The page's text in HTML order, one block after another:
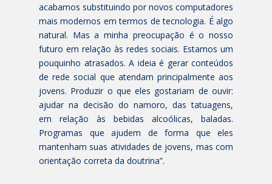
acabamos substituindo por novos computadores
mais modernos em termos de tecnologia. É algo
natural. Mas a minha preocupação é o nosso
futuro em relação às redes sociais. Estamos um
pouquinho atrasados. A ideia é gerar conteúdos
de rede social que atendam principalmente aos
jovens. Produzir o que eles gostariam de ouvir:
ajudar na decisão do namoro, das tatuagens,
em relação às bebidas alcoólicas, baladas.
Programas que ajudem de forma que eles
mantenham suas atividades de jovens, mas com
orientação correta da doutrina”.